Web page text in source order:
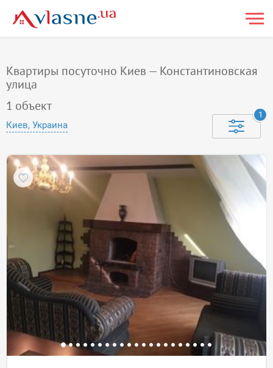
Квартиры посуточно Киев — Константиновская
улица
1 объект
Киев, Украина
1